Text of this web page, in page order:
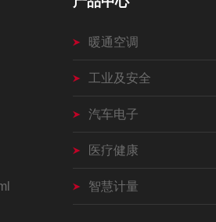
暖通空调
工业及安全
汽车电子
医疗健康
智慧计量